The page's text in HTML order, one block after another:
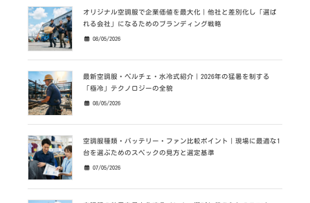
オリジナル空調服で企業価値を最大化｜他社と差別化し「選ば
れる会社」になるためのブランディング戦略
08/05/2026
最新空調服・ペルチェ・水冷式紹介｜2026年の猛暑を制する
「極冷」テクノロジーの全貌
08/05/2026
空調服種類・バッテリー・ファン比較ポイント｜現場に最適な1
台を選ぶためのスペックの見方と選定基準
07/05/2026